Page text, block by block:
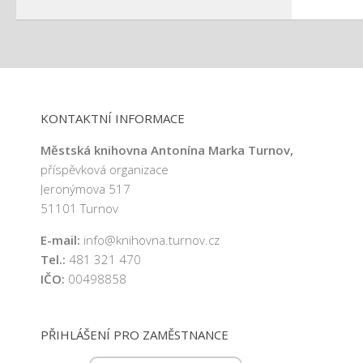
KONTAKTNÍ INFORMACE
Městská knihovna Antonína Marka Turnov,
příspěvková organizace
Jeronýmova 517
51101 Turnov
E-mail: info@knihovna.turnov.cz
Tel.: 481 321 470
IČO: 00498858
PŘIHLÁŠENÍ PRO ZAMĚSTNANCE